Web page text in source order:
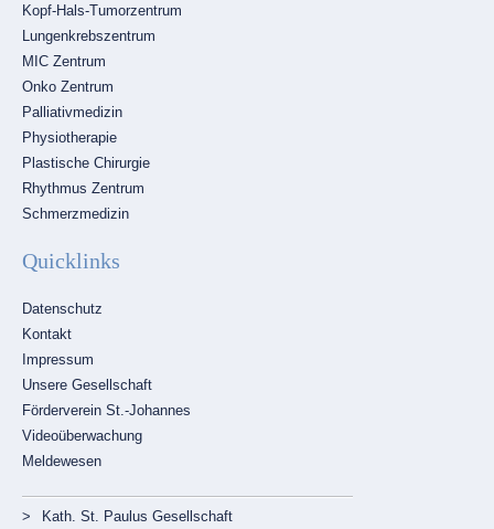
Kopf-Hals-Tumorzentrum
Lungenkrebszentrum
MIC Zentrum
Onko Zentrum
Palliativmedizin
Physiotherapie
Plastische Chirurgie
Rhythmus Zentrum
Schmerzmedizin
Quicklinks
Navigation
überspringen
Datenschutz
Kontakt
Impressum
Unsere Gesellschaft
Förderverein St.-Johannes
Videoüberwachung
Meldewesen
Navigation
überspringen
Kath. St. Paulus Gesellschaft